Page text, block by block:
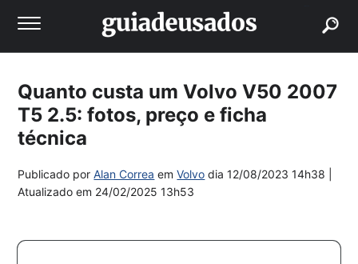
Quanto custa um Volvo V50 2007
T5 2.5: fotos, preço e ficha
técnica
Publicado porAlan Correa emVolvo dia12/08/2023 14h38
Atualizado em 24/02/2025 13h53